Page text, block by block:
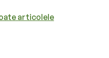
articolele